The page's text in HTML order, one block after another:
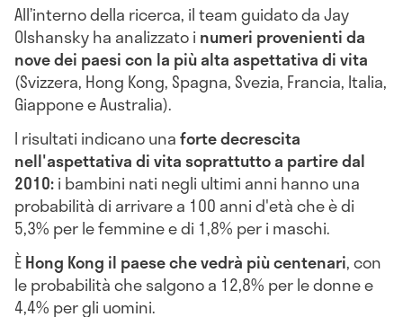
All’interno della ricerca, il team guidato da Jay
Olshansky ha analizzato i numeri provenienti da
nove dei paesi con la più alta aspettativa di vita
(Svizzera, Hong Kong, Spagna, Svezia, Francia, Italia,
Giappone e Australia).
I risultati indicano unaforte decrescita
nell'aspettativa di vita soprattutto a partire dal
2010:i bambini nati negli ultimi anni hanno una
probabilità di arrivare a 100 anni d'età che è di
5,3% per le femmine e di 1,8% per i maschi.
ÈHong Kong il paese che vedrà più centenari, con
le probabilità che salgono a 12,8% per le donne e
4,4% per gli uomini.